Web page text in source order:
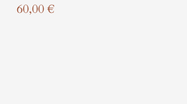
60,00€